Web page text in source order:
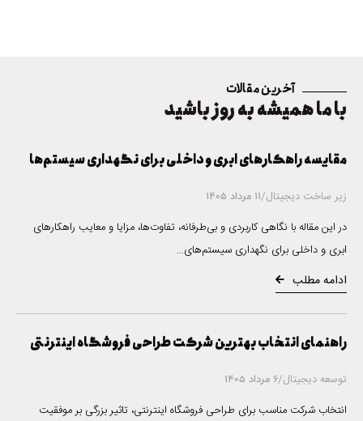
آخرین مقالات
با ما همیشه به روز باشید
زیر ساخت دیجیتال/11 مرداد 1405
مقایسه راهکارهای ابری و داخلی برای نگهداری سیستم‌ها
در این مقاله با نگاهی کاربردی و بی‌طرفانه، تفاوت‌ها، مزایا و معایب راهکارهای
ابری و داخلی برای نگهداری سیستم‌های...
ادامه مطلب
توسعه دیجیتال/6 مرداد 1405
راهنمای انتخاب بهترین شرکت طراحی فروشگاه اینترنتی
انتخاب شرکت مناسب برای طراحی فروشگاه اینترنتی، تاثیر بزرگی بر موفقیت